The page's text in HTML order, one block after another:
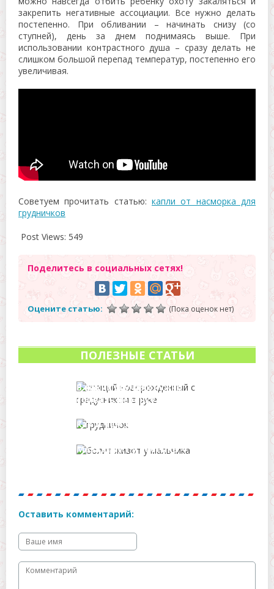
закрепить негативные ассоциации. Все нужно делать
постепенно. При обливании – начинать снизу (со
ступней), день за днем поднимаясь выше. При
использовании контрастного душа – сразу делать не
слишком большой перепад температур, постепенно его
увеличивая.
Советуем прочитать статью: капли от насморка для
грудничков
Post Views: 549
Поделитесь в социальных сетях!
Оцените статью: (Пока оценок нет)
ПОЛЕЗНЫЕ СТАТЬИ
В каких случаях нужно
сбивать ребенку
Как и чем лечить кашель
Мезаденит у ребенка –
Оставить комментарий: